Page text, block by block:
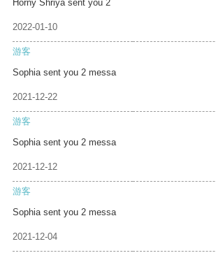
Horny Shriya sent you 2
2022-01-10
游客
Sophia sent you 2 messa
2021-12-22
游客
Sophia sent you 2 messa
2021-12-12
游客
Sophia sent you 2 messa
2021-12-04